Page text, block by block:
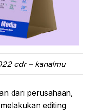
cdr – kanalmu
dari perusahaan,
editing